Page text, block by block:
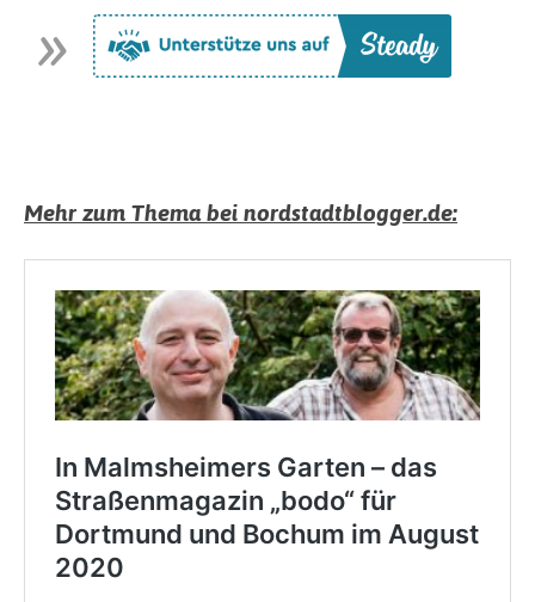
Mehr zum Thema bei nordstadtblogger.de: